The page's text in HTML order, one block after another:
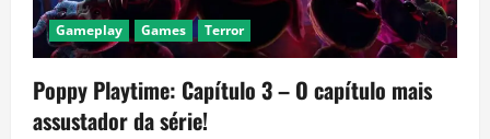
Gameplay Games Terror
Poppy Playtime: Capítulo 3 – O capítulo mais
assustador da série!